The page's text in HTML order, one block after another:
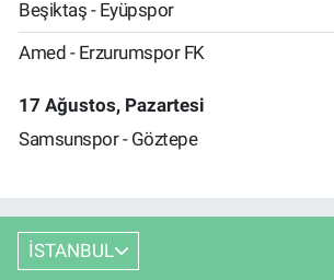
Beşiktaş - Eyüpspor
Amed - Erzurumspor FK
17 Ağustos, Pazartesi
Samsunspor - Göztepe
İSTANBUL